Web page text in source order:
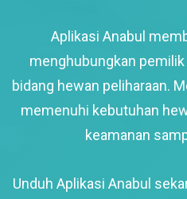
Aplikasi Anabul
menghubungkan
bidang hewan peliharaan.
memenuhi kebutuhan
keamanan
Unduh Aplikasi Anabul